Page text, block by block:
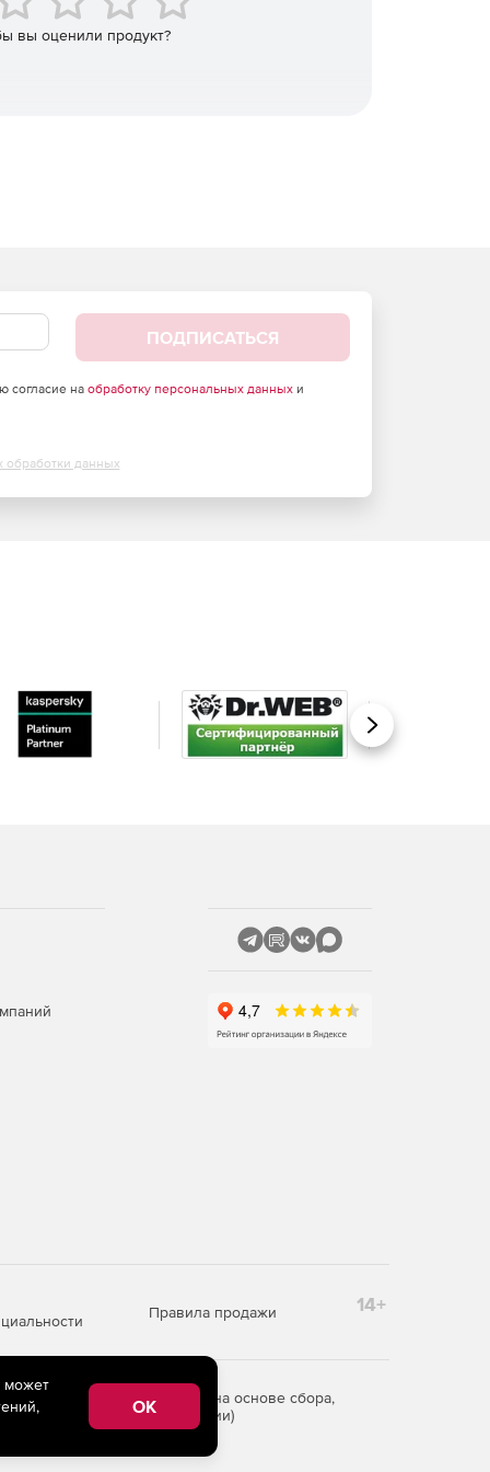
вы оценили продукт?
ПОДПИСАТЬСЯ
согласие на обработку персональных данныхи
обработки данных
Вперед
Правила продажи 14+
информации на основе сбора,
Российской Федерации)
может
OK